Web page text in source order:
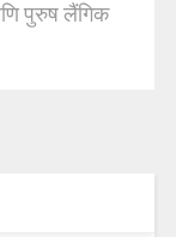
पुरुष लैंगिक